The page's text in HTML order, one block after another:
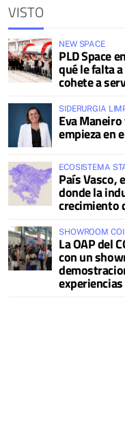
VISTO
NEW SPACE
PLD Space
qué le falta
cohete a
SIDERURGIA
Eva
empieza en
ECOSISTEMA
País Vasco,
donde la
crecimiento
SHOWROOM
La OAP del
con un